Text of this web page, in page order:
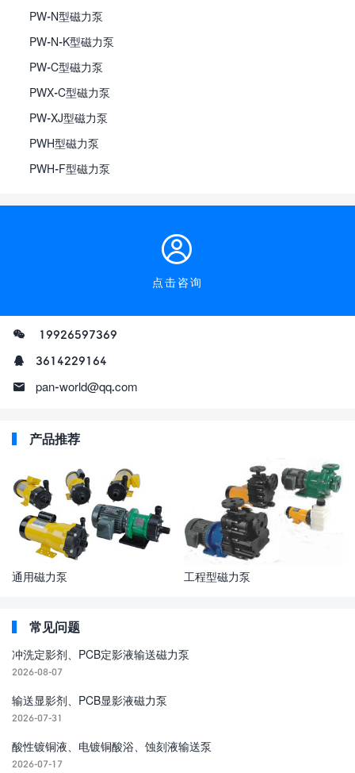
PW-N型磁力泵
PW-N-K型磁力泵
PW-C型磁力泵
PWX-C型磁力泵
PW-XJ型磁力泵
PWH型磁力泵
PWH-F型磁力泵
点击咨询
19926597369
3614229164
pan-world@qq.com
产品推荐
通用磁力泵 工程型磁力泵
常见问题
冲洗定影剂、PCB定影液输送磁力泵
2026-08-07
输送显影剂、PCB显影液磁力泵
2026-07-31
酸性镀铜液、电镀铜酸浴、蚀刻液输送泵
2026-07-17